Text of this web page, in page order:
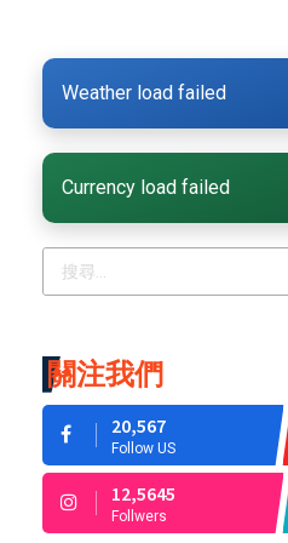
Weather load failed
Currency load failed
關注我們
20,567
Follow US
12,5645
Follwers